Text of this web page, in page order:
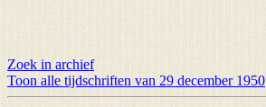
Zoek in archief
Toon alle tijdschriften van 29 december 1950